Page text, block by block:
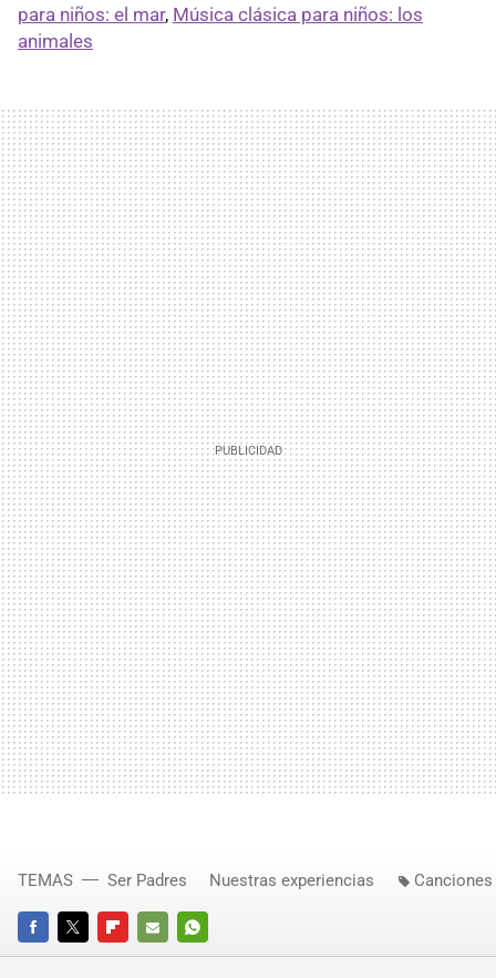
para niños: el mar, Música clásica para niños: los
animales
FACEBOOKTWITTERFLIPBOARD
E-
WHATSAPP
TEMAS Ser Padres Nuestras experiencias